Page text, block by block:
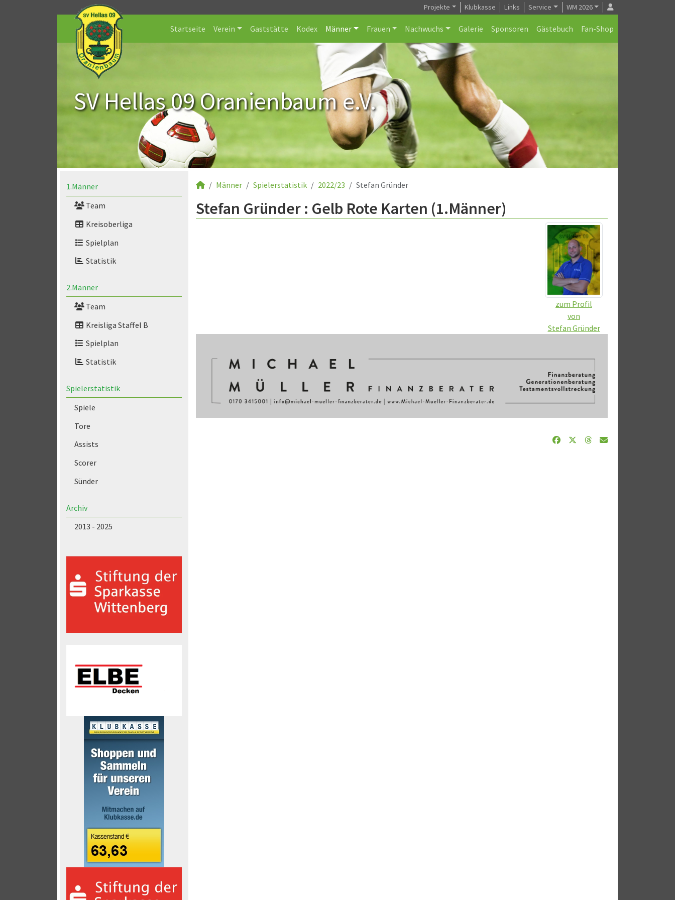
Projekte Klubkasse Links Service WM 2026
Startseite Verein Gaststätte Kodex Männer Frauen Nachwuchs Galerie Sponsoren Gästebuch Fan-Shop
SV Hellas 09 Oranienbaum e.V.
1.Männer
Team
Kreisoberliga
Spielplan
Statistik
2.Männer
Team
Kreisliga Staffel B
Spielplan
Statistik
Spielerstatistik
Spiele
Tore
Assists
Scorer
Sünder
Archiv
2013 - 2025
Männer Spielerstatistik 2022/23 Stefan Gründer
Stefan Gründer : Gelb Rote Karten (1.Männer)
zum Profil
von
Stefan Gründer